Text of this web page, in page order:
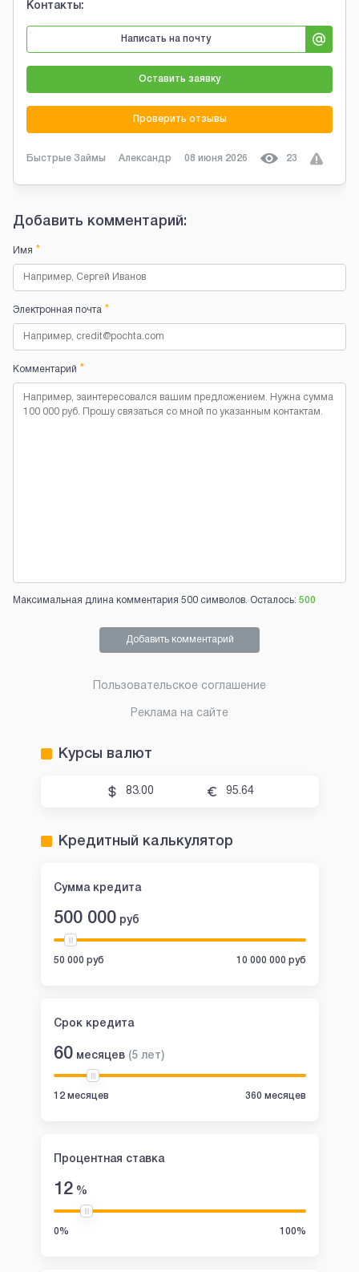
Контакты:
Написать на почту
Оставить заявку
Проверить отзывы
Быстрые Займы Александр 08 июня 2026 23
Добавить комментарий:
Имя *
Электронная почта *
Комментарий *
Максимальная длина комментария 500 символов. Осталось: 500
Добавить комментарий
Пользовательское соглашение
Реклама на сайте
Курсы валют
83.00 95.64
Кредитный калькулятор
Сумма кредита
500 000 руб
50 000 руб 10 000 000 руб
Срок кредита
60 месяцев (5 лет)
12 месяцев 360 месяцев
Процентная ставка
12%
0% 100%